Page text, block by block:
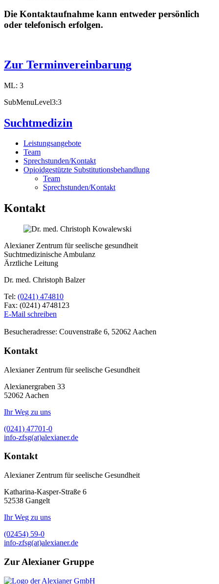
Die Kontaktaufnahme kann entweder persönlich
oder telefonisch erfolgen.
Zur Terminvereinbarung
ML: 3
SubMenuLevel3:3
Suchtmedizin
Leistungsangebote
Team
Sprechstunden/Kontakt
Opioidgestützte Substitutionsbehandlung
Team
Sprechstunden/Kontakt
Kontakt
Alexianer Zentrum für seelische gesundheit
Suchtmedizinische Ambulanz
Ärztliche Leitung
Dr. med. Christoph Balzer
Tel: (0241) 474810
Fax: (0241) 4748123
E-Mail schreiben
Besucheradresse: Couvenstraße 6, 52062 Aachen
Kontakt
Alexianer Zentrum für seelische Gesundheit
Alexianergraben 33
52062 Aachen
Ihr Weg zu uns
(0241) 47701-0
info-zfsg(at)alexianer.de
Kontakt
Alexianer Zentrum für seelische Gesundheit
Katharina-Kasper-Straße 6
52538 Gangelt
Ihr Weg zu uns
(02454) 59-0
info-zfsg(at)alexianer.de
Zur Alexianer Gruppe